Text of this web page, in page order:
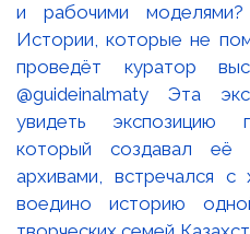
и рабочими
Истории, которые не
проведёт куратор
@guideinalmaty Эта
увидеть экспозицию
который создавал её
архивами, встречался
воедино историю